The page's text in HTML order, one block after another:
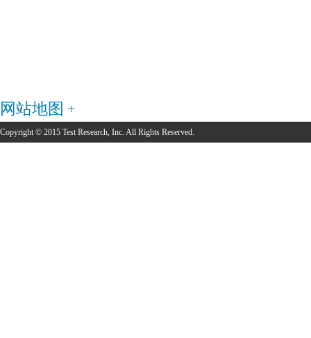
网站地图
Copyright © 2015 Test Research, Inc. All Rights Reserved.